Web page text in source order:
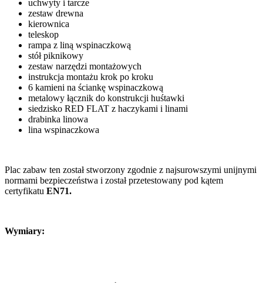
uchwyty i tarcze
zestaw drewna
kierownica
teleskop
rampa z liną wspinaczkową
stół piknikowy
zestaw narzędzi montażowych
instrukcja montażu krok po kroku
6 kamieni na ściankę wspinaczkową
metalowy łącznik do konstrukcji huśtawki
siedzisko RED FLAT z haczykami i linami
drabinka linowa
lina wspinaczkowa
Plac zabaw ten został stworzony zgodnie z najsurowszymi unijnymi
normami bezpieczeństwa i został przetestowany pod kątem
certyfikatu EN71.
Wymiary: